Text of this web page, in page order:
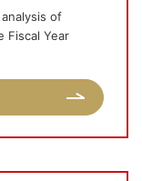
of
Fiscal Year